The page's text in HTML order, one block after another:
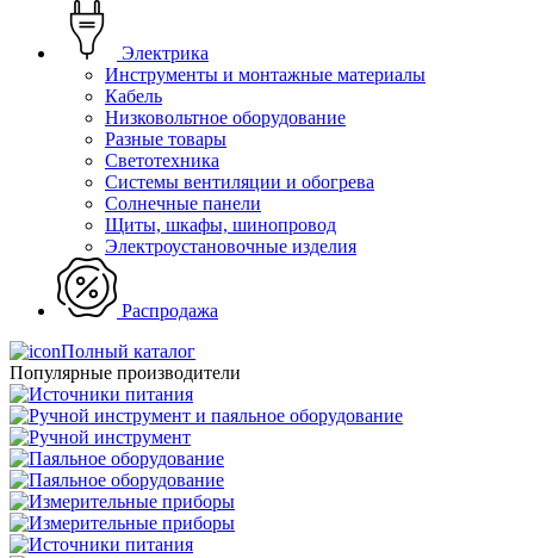
Электрика
Инструменты и монтажные материалы
Кабель
Низковольтное оборудование
Разные товары
Светотехника
Системы вентиляции и обогрева
Солнечные панели
Щиты, шкафы, шинопровод
Электроустановочные изделия
Распродажа
Полный каталог
Популярные производители